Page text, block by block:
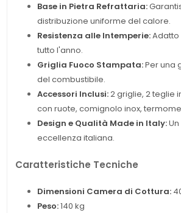
Base in Pietra Refrattaria:
distribuzione uniforme del calore.
Resistenza alle Intemperie:Adatto
tutto l'anno.
Griglia Fuoco Stampata:Per una
del combustibile.
Accessori Inclusi:2 griglie, 2 teglie
con ruote, comignolo inox,
Design e Qualità Made in Italy:Un
eccellenza italiana.
Caratteristiche Tecniche
Dimensioni Camera di Cottura:
Peso:140 kg